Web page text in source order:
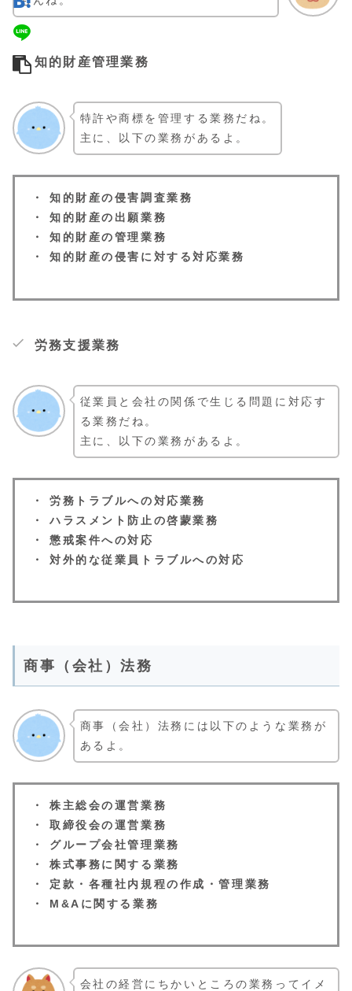
知的財産管理業務
特許や商標を管理する業務だね。
主に、以下の業務があるよ。
・ 知的財産の侵害調査業務
・ 知的財産の出願業務
・ 知的財産の管理業務
・ 知的財産の侵害に対する対応業務
労務支援業務
従業員と会社の関係で生じる問題に対応す
る業務だね。
主に、以下の業務があるよ。
・ 労務トラブルへの対応業務
・ ハラスメント防止の啓蒙業務
・ 懲戒案件への対応
・ 対外的な従業員トラブルへの対応
商事（会社）法務
商事（会社）法務には以下のような業務が
あるよ。
・ 株主総会の運営業務
・ 取締役会の運営業務
・ グループ会社管理業務
・ 株式事務に関する業務
・ 定款・各種社内規程の作成・管理業務
・ M&Aに関する業務
会社の経営にちかいところの業務ってイメ